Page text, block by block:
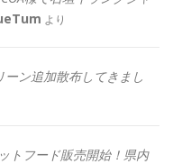
より
ン追加散布してきまし
トフード販売開始！県内